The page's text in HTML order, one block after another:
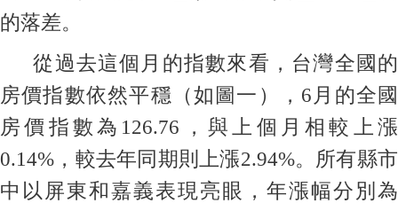
的落差。
從過去這個月的指數來看，台灣全國的
房價指數依然平穩（如圖一），6月的全國
房價指數為126.76，與上個月相較上漲
0.14%，較去年同期則上漲2.94%。所有縣市
中以屏東和嘉義表現亮眼，年漲幅分別為